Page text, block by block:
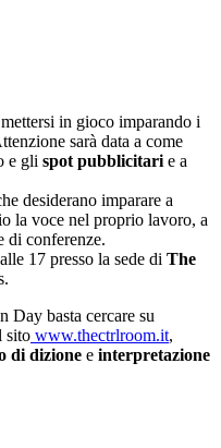
in gioco imparando i
sarà data a come
e gli spot pubblicitari e a
desiderano imparare a
la voce nel proprio lavoro, a
di conferenze.
17 presso la sede di The
Day basta cercare su
sito www.thectrlroom.it,
di dizione e interpretazione